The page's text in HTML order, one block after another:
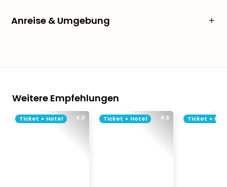
Anreise & Umgebung
Weitere Empfehlungen
4.0
Ticket + Hotel 4.6
Ticket + Hotel Ticket +